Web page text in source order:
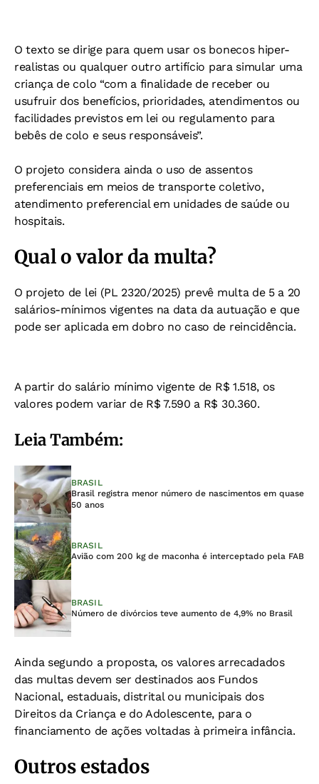
O texto se dirige para quem usar os bonecos hiper-
realistas ou qualquer outro artifício para simular uma
criança de colo “com a finalidade de receber ou
usufruir dos benefícios, prioridades, atendimentos ou
facilidades previstos em lei ou regulamento para
bebês de colo e seus responsáveis”.
O projeto considera ainda o uso de assentos
preferenciais em meios de transporte coletivo,
atendimento preferencial em unidades de saúde ou
hospitais.
Qual o valor da multa?
O projeto de lei (PL 2320/2025) prevê multa de 5 a 20
salários-mínimos vigentes na data da autuação e que
pode ser aplicada em dobro no caso de reincidência.
A partir do salário mínimo vigente de R$ 1.518, os
valores podem variar de R$ 7.590 a R$ 30.360.
Leia Também:
BRASIL
Brasil registra menor número de nascimentos em quase
50 anos
BRASIL
Avião com 200 kg de maconha é interceptado pela FAB
BRASIL
Número de divórcios teve aumento de 4,9% no Brasil
Ainda segundo a proposta, os valores arrecadados
das multas devem ser destinados aos Fundos
Nacional, estaduais, distrital ou municipais dos
Direitos da Criança e do Adolescente, para o
financiamento de ações voltadas à primeira infância.
Outros estados